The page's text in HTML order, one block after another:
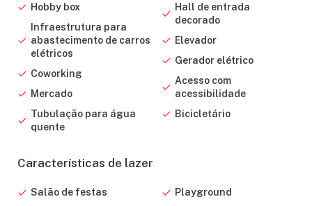
Hobby box
Infraestrutura para
abastecimento de carros
elétricos
Coworking
Mercado
Tubulação para água
quente
Hall de entrada
decorado
Elevador
Gerador elétrico
Acesso com
acessibilidade
Bicicletário
Características de lazer
Salão de festas
Playground